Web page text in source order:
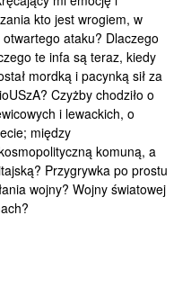
kto jest wrogiem, w
ataku? Dlaczego
te infa są teraz, kiedy
mordką i pacynką sił za
Czyżby chodziło o
i lewackich, o
między
komuną, a
Przygrywka po prostu
wojny? Wojny światowej